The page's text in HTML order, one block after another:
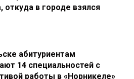
откуда в городе взялся
абитуриентам
14 специальностей с
работы в «Норникеле»